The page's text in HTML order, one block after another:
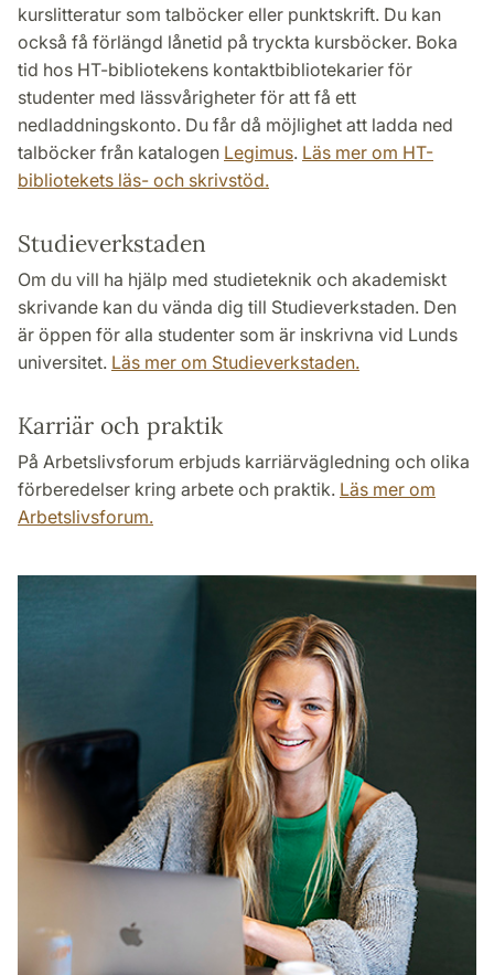
kurslitteratur som talböcker eller punktskrift. Du kan
också få förlängd lånetid på tryckta kursböcker. Boka
tid hos HT-bibliotekens kontaktbibliotekarier för
studenter med lässvårigheter för att få ett
nedladdningskonto. Du får då möjlighet att ladda ned
talböcker från katalogen Legimus. Läs mer om HT-
bibliotekets läs- och skrivstöd.
Studieverkstaden
Om du vill ha hjälp med studieteknik och akademiskt
skrivande kan du vända dig till Studieverkstaden. Den
är öppen för alla studenter som är inskrivna vid Lunds
universitet. Läs mer om Studieverkstaden.
Karriär och praktik
På Arbetslivsforum erbjuds karriärvägledning och olika
förberedelser kring arbete och praktik. Läs mer om
Arbetslivsforum.